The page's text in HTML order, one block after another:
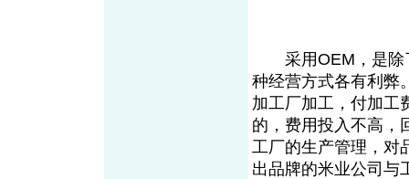
采用OEM，是除
种经营方式各有利弊
加工厂加工，付加工
的，费用投入不高，
工厂的生产管理，对
出品牌的米业公司与